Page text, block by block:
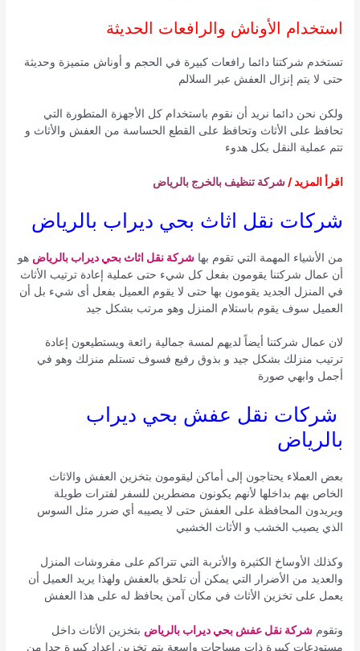
استخدام الأوناش والرافعات الحديثة
تستخدم شركتنا دائما رافعات كبيرة في الحجم و أوناش متميزة وحديثة
حتى لا يتم إنزال العفش عبر السلالم
ولكن نحن دائما نريد أن نقوم باستخدام كل الأجهزة المتطورة التي
تحافظ على الأثاث وتحافظ على القطع الحساسة من العفش والأثاث و
تتم عملية النقل بكل هدوء
اقرأ المزيد /شركة تنظيف بالخرج بالرياض
شركات نقل اثاث بحي ديراب بالرياض
من الأشياء المهمة التي تقوم بهاشركة نقل اثاث بحي ديراب بالرياض هو
أن عمال شركتنا يقومون بفعل كل شيء حتى عملية إعادة ترتيب الأثاث
في المنزل الجديد يقومون بها حتى لا يقوم العميل بفعل أى شيء بل أن
العميل سوف يقوم باستلام المنزل وهو مرتب بشكل جيد
لان عمال شركتنا أيضاً لديهم لمسة جمالية رائعة ويستطيعون إعادة
ترتيب منزلك بشكل جيد و بذوق رفيع فسوف تستلم منزلك وهو في
أجمل وابهي صورة
شركات نقل عفش بحي ديراب
بالرياض
بعض العملاء يحتاجون إلى أماكن ليقومون بتخزين العفش والاثاث
الخاص بهم بداخلها لأنهم يكونون مضطرين للسفر لفترات طويلة
ويريدون المحافظة على العفش حتى لا يصيبه أي ضرر مثل السوس
الذي يصيب الخشب و الأثاث الخشبي
وكذلك الأوساخ الكثيرة والأتربة التي تتراكم على مفروشات المنزل
والعديد من الأضرار التي يمكن أن تلحق بالعفش ولهذا يريد العميل أن
يعمل على تخزين الأثاث في مكان آمن يحافظ له على هذا العفش
وتقومشركة نقل عفش بحي ديراب بالرياض بتخزين الأثاث داخل
مستودعات كبيرة ذات مساحات واسعة يتم تخزين اعداد كبيرة جدا من